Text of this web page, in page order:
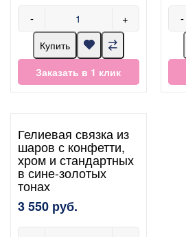
- +
Купить
Заказать в 1 клик
-
Гелиевая связка из
шаров с конфетти,
хром и стандартных
в сине-золотых
тонах
3 550 руб.